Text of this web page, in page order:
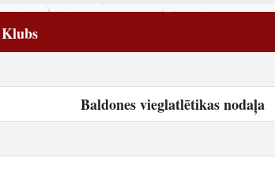
Klubs
Baldones vieglatlētikas nodaļa